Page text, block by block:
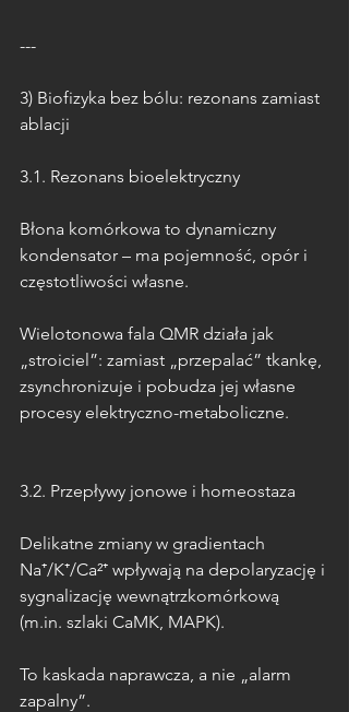
---
3) Biofizyka bez bólu: rezonans zamiast
ablacji
3.1. Rezonans bioelektryczny
Błona komórkowa to dynamiczny
kondensator – ma pojemność, opór i
częstotliwości własne.
Wielotonowa fala QMR działa jak
„stroiciel”: zamiast „przepalać” tkankę,
zsynchronizuje i pobudza jej własne
procesy elektryczno-metaboliczne.
3.2. Przepływy jonowe i homeostaza
Delikatne zmiany w gradientach
Na⁺/K⁺/Ca²⁺ wpływają na depolaryzację i
sygnalizację wewnątrzkomórkową
(m.in. szlaki CaMK, MAPK).
To kaskada naprawcza, a nie „alarm
zapalny”.